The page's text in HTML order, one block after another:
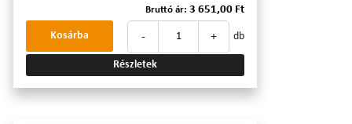
Bruttó ár: 3 651,00 Ft
- + db
Kosárba
Részletek